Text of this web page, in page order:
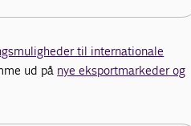
til internationale
ud på nye eksportmarkeder og